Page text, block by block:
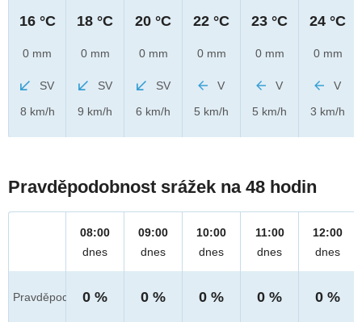
16 °C
0 mm
SV
8 km/h
18 °C
0 mm
SV
9 km/h
20 °C
0 mm
SV
6 km/h
22 °C
0 mm
V
5 km/h
23 °C
0 mm
V
5 km/h
24 °C
0 mm
V
3 km/h
Pravděpodobnost srážek na 48 hodin
Pravděpod.
08:00
dnes
0 %
09:00
dnes
0 %
10:00
dnes
0 %
11:00
dnes
0 %
12:00
dnes
0 %